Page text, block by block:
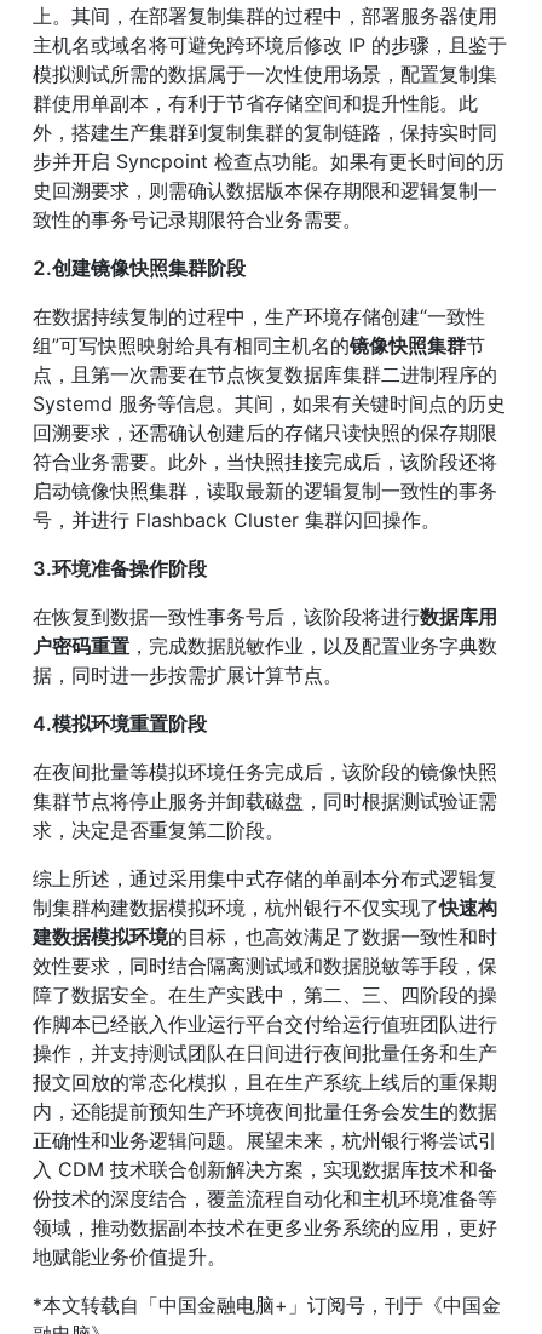
上。其间，在部署复制集群的过程中，部署服务器使用
主机名或域名将可避免跨环境后修改 IP 的步骤，且鉴于
模拟测试所需的数据属于一次性使用场景，配置复制集
群使用单副本，有利于节省存储空间和提升性能。此
外，搭建生产集群到复制集群的复制链路，保持实时同
步并开启 Syncpoint 检查点功能。如果有更长时间的历
史回溯要求，则需确认数据版本保存期限和逻辑复制一
致性的事务号记录期限符合业务需要。
2.创建镜像快照集群阶段
在数据持续复制的过程中，生产环境存储创建“一致性
组”可写快照映射给具有相同主机名的镜像快照集群节
点，且第一次需要在节点恢复数据库集群二进制程序的
Systemd 服务等信息。其间，如果有关键时间点的历史
回溯要求，还需确认创建后的存储只读快照的保存期限
符合业务需要。此外，当快照挂接完成后，该阶段还将
启动镜像快照集群，读取最新的逻辑复制一致性的事务
号，并进行 Flashback Cluster 集群闪回操作。
3.环境准备操作阶段
在恢复到数据一致性事务号后，该阶段将进行数据库用
户密码重置 ，完成数据脱敏作业，以及配置业务字典数
据，同时进一步按需扩展计算节点。
4.模拟环境重置阶段
在夜间批量等模拟环境任务完成后，该阶段的镜像快照
集群节点将停止服务并卸载磁盘，同时根据测试验证需
求，决定是否重复第二阶段。
综上所述，通过采用集中式存储的单副本分布式逻辑复
制集群构建数据模拟环境，杭州银行不仅实现了快速构
建数据模拟环境的目标，也高效满足了数据一致性和时
效性要求，同时结合隔离测试域和数据脱敏等手段，保
障了数据安全。在生产实践中，第二、三、四阶段的操
作脚本已经嵌入作业运行平台交付给运行值班团队进行
操作，并支持测试团队在日间进行夜间批量任务和生产
报文回放的常态化模拟，且在生产系统上线后的重保期
内，还能提前预知生产环境夜间批量任务会发生的数据
正确性和业务逻辑问题。展望未来，杭州银行将尝试引
入 CDM 技术联合创新解决方案，实现数据库技术和备
份技术的深度结合，覆盖流程自动化和主机环境准备等
领域，推动数据副本技术在更多业务系统的应用，更好
地赋能业务价值提升。
*本文转载自「中国金融电脑+」订阅号，刊于《中国金